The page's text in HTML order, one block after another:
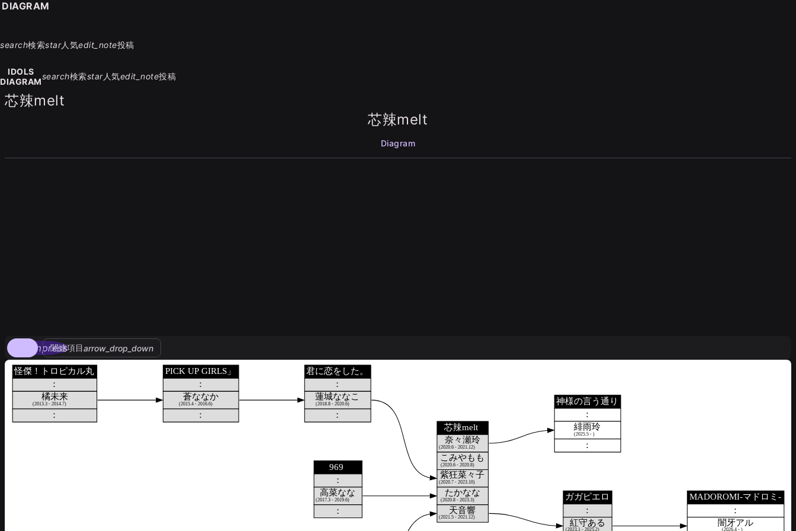
search検索star人気edit_note投稿
IDOLS
DIAGRAM
search検索star人気edit_note投稿
芯辣melt
芯辣melt
Diagram
compress
関連項目arrow_drop_down